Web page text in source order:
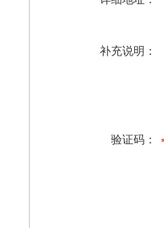
补充说明：
验证码：